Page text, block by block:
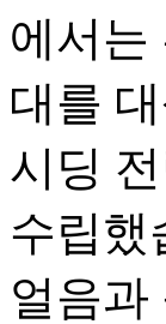
에서는
대를
시딩
수립했
얼음과